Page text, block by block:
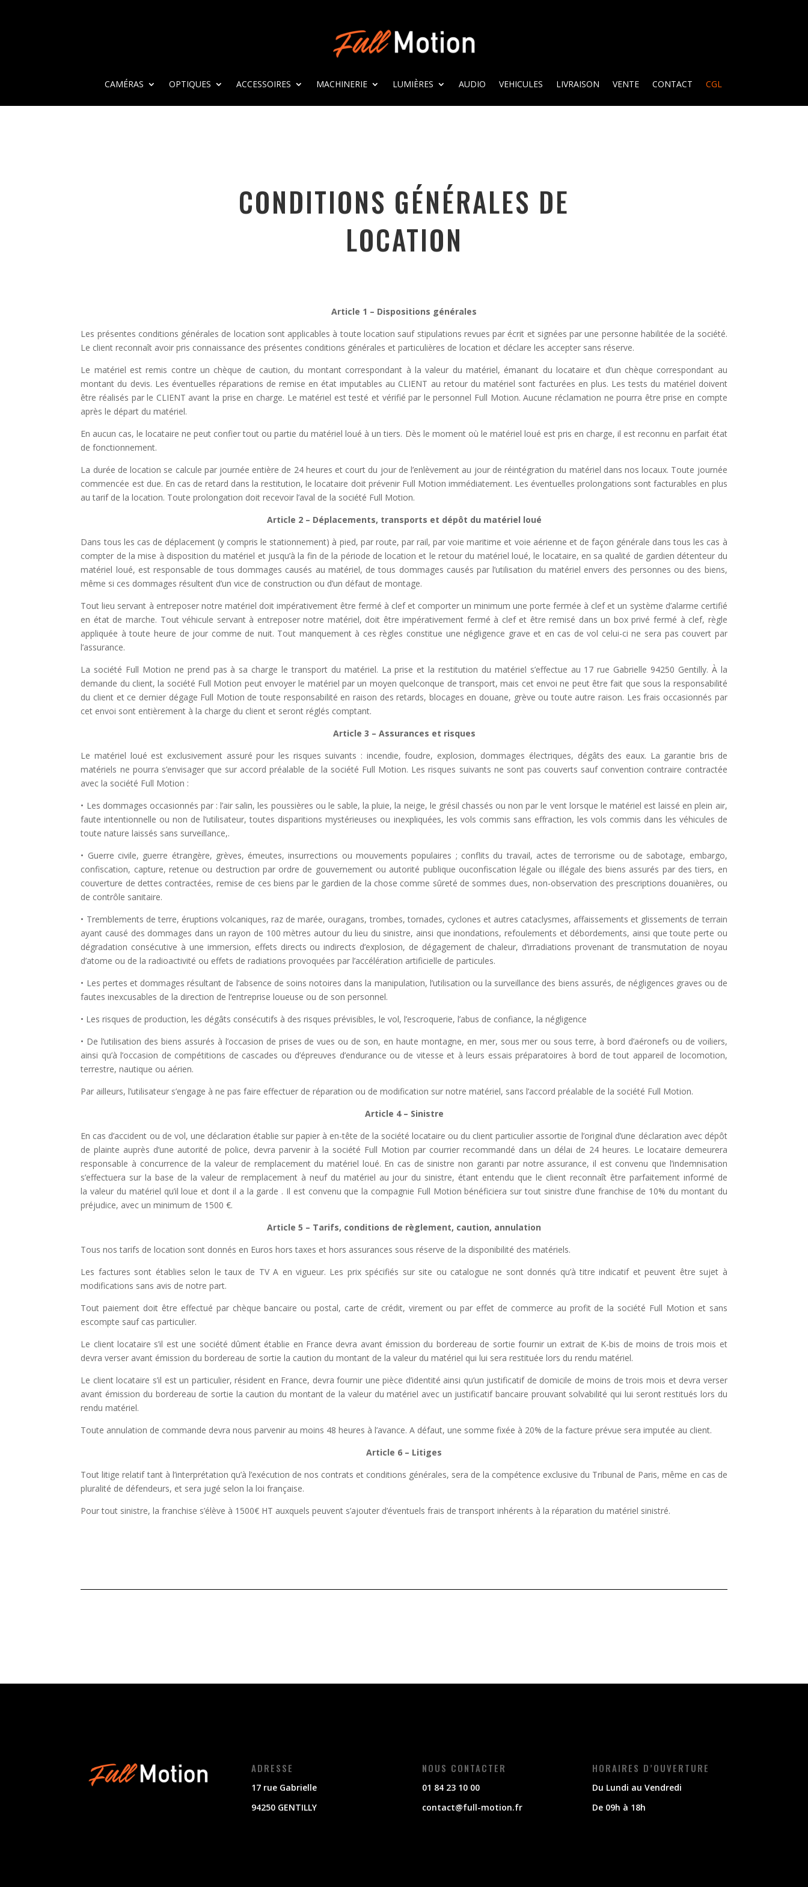
CAMÉRAS OPTIQUES ACCESSOIRES MACHINERIE LUMIÈRES AUDIO VEHICULES LIVRAISON VENTE CONTACT CGL
CONDITIONS GÉNÉRALES DE
LOCATION
Article 1 – Dispositions générales
Les présentes conditions générales de location sont applicables à toute location sauf stipulations revues par écrit et signées parune personne habilitée de la société.
Le client reconnaît avoir pris connaissance des présentes conditions générales et particulières delocation et déclare les accepter sans réserve.
Le matériel est remis contre un chèque de caution, du montant correspondant à la valeur du matériel, émanant du locataire et d’un chèque correspondant au
montant du devis. Les éventuelles réparations de remise en état imputables au CLIENT au retour du matériel sont facturées en plus. Les tests du matériel doivent
être réalisés par le CLIENT avant la prise en charge. Le matériel esttesté et vérifié par le personnel Full Motion. Aucune réclamation ne pourra être prise en compte
après le départ du matériel.
En aucun cas, le locataire ne peut confier tout ou partie du matériel loué à un tiers. Dès le moment où le matériel loué est pris en charge, il est reconnu en parfait état
de fonctionnement.
La durée de location se calcule par journée entière de 24 heures et court du jour de l’enlèvement au jour de réintégration du matériel dans nos locaux. Toute journée
commencée est due. En cas de retard dans la restitution, le locataire doit prévenir Full Motion immédiatement. Les éventuelles prolongations sont facturables en plus
au tarif de la location. Toute prolongation doitrecevoir l’aval de la société Full Motion.
Article 2 – Déplacements, transports et dépôt du matériel loué
Dans tous les cas de déplacement (y compris le stationnement) à pied, par route, par rail, par voie maritime et voie aérienne et de façon générale dans tous les cas à
compter de la mise à disposition du matériel et jusqu’à la fin de la période de location et leretour du matériel loué, le locataire, en sa qualité de gardien détenteur du
matériel loué, est responsable de tous dommages causés au matériel, de tous dommages causés par l’utilisation du matériel envers des personnes ou des biens,
même si ces dommages résultent d’un vice de construction ou d’un défaut de montage.
Tout lieu servant à entreposer notre matériel doit impérativement être fermé à clef et comporter un minimum une porte fermée à clef et un système d’alarme certifié
en état de marche. Tout véhicule servant à entreposer notre matériel, doit être impérativement fermé à clef et être remisé dans un box privé fermé à clef, règle
appliquée à toute heure de jour comme de nuit. Tout manquement à ces règles constitue une négligence grave et en cas de vol celui-ci ne sera pas couvert par
l’assurance.
La société Full Motion ne prend pas à sa charge le transport du matériel. La prise et la restitution du matériel s’effectue au 17rue Gabrielle 94250 Gentilly. À la
demande du client, la société Full Motion peut envoyer le matériel par un moyen quelconque detransport, mais cet envoi ne peut être fait que sous la responsabilité
du client et ce dernier dégage Full Motion de toute responsabilité en raison des retards, blocages en douane, grève ou toute autre raison. Les frais occasionnés par
cet envoi sont entièrement à la charge du client et seront réglés comptant.
Article 3 – Assurances et risques
Le matériel loué est exclusivement assuré pour les risques suivants : incendie, foudre, explosion, dommages électriques, dégâts des eaux. La garantie bris de
matériels ne pourra s’envisager que sur accord préalable de la société Full Motion. Les risques suivants ne sont pas couverts sauf convention contraire contractée
avecla société Full Motion :
• Les dommages occasionnés par : l’air salin, les poussières ou le sable, la pluie, la neige, le grésil chassés ou non par le vent lorsque le matériel est laissé en plein air,
faute intentionnelle ou non de l’utilisateur, toutes disparitions mystérieuses ou inexpliquées, les vols commis sans effraction, les vols commis dans les véhicules de
toute nature laissés sans surveillance,.
• Guerre civile, guerre étrangère, grèves, émeutes, insurrections ou mouvements populaires ; conflits du travail, actes deterrorisme ou de sabotage, embargo,
confiscation, capture, retenue ou destruction par ordre de gouvernement ou autorité publique ouconfiscation légale ou illégale des biens assurés par des tiers, en
couverture de dettes contractées, remise de ces biens par le gardien de la chose comme sûreté de sommes dues, non-observation des prescriptions douanières, ou
de contrôle sanitaire.
• Tremblements de terre, éruptions volcaniques, raz de marée, ouragans, trombes, tornades, cyclones et autres cataclysmes, affaissements et glissements de terrain
ayant causé des dommages dans un rayon de 100 mètres autour du lieu du sinistre, ainsi queinondations, refoulements et débordements, ainsi que toute perte ou
dégradation consécutive à une immersion, effets directs ouindirects d’explosion, de dégagement de chaleur, d’irradiations provenant de transmutation de noyau
d’atome ou de la radioactivité ou effets de radiations provoquées par l’accélération artificielle de particules.
• Les pertes et dommages résultant de l’absence de soins notoires dans la manipulation, l’utilisation ou la surveillance des biens assurés, de négligences graves ou de
fautes inexcusables de la direction de l’entreprise loueuse ou de son personnel.
• Les risques de production, les dégâts consécutifs à des risques prévisibles, le vol, l’escroquerie, l’abus de confiance, lanégligence
• De l’utilisation des biens assurés à l’occasion de prises de vues ou de son, en haute montagne, en mer, sous mer ou sousterre, à bord d’aéronefs ou de voiliers,
ainsi qu’à l’occasion de compétitions de cascades ou d’épreuves d’endurance ou de vitesse et à leurs essais préparatoires à bord de tout appareil de locomotion,
terrestre, nautique ou aérien.
Par ailleurs, l’utilisateur s’engage à ne pas faire effectuer de réparation ou de modification sur notre matériel, sans l’accordpréalable de la société Full Motion.
Article 4 – Sinistre
En cas d’accident ou de vol, une déclaration établie sur papier à en-tête de la société locataire ou du client particulier assortie de l’original d’une déclaration avec dépôt
de plainte auprès d’une autorité de police, devra parvenir àla société Full Motion par courrier recommandé dans un délai de 24 heures. Le locataire demeurera
responsable à concurrence de la valeur de remplacement dumatériel loué. En cas de sinistre non garanti par notre assurance, il est convenu que l’indemnisation
s’effectuera sur la base de la valeur de remplacement à neuf du matériel au jour du sinistre, étant entendu que le client reconnaît être parfaitement informé de
lavaleur du matériel qu’il loue et dont il a la garde . Il est convenu que la compagnie Full Motion bénéficiera sur tout sinistre d’une franchise de 10% du montant du
préjudice, avec un minimum de 1500 €.
Article 5 – Tarifs, conditions de règlement, caution, annulation
Tous nos tarifs de location sont donnés en Euros hors taxes et hors assurances sous réserve de la disponibilité des matériels.
Les factures sont établies selon le taux de TV A en vigueur. Les prix spécifiés sur site ou catalogue ne sont donnés qu’à titre indicatif et peuvent être sujet à
modifications sans avis de notre part.
Tout paiement doit être effectué par chèque bancaire ou postal, carte de crédit, virement ou par effet de commerce au profit de la société Full Motion et sans
escompte sauf cas particulier.
Le client locataire s’il est une société dûment établie en France devra avant émission du bordereau de sortie fournir un extrait de K-bis de moins de trois mois et
devra verser avant émission du bordereau de sortie la caution du montant de la valeur du matériel qui lui sera restituée lors du rendu matériel.
Le client locataire s’il est un particulier, résident en France, devra fournir une pièce d’identité ainsi qu’un justificatif de domicile de moins de trois mois et devra verser
avant émission du bordereau de sortie la caution du montant de la valeur du matériel avec un justificatif bancaire prouvant solvabilité qui lui seront restitués lors du
rendu matériel.
Toute annulation de commande devra nous parvenir au moins 48 heures à l’avance. A défaut, une somme fixée à 20% de lafacture prévue sera imputée au client.
Article 6 – Litiges
Tout litige relatif tant à l’interprétation qu’à l’exécution de nos contrats et conditions générales, sera de la compétence exclusive du Tribunal de Paris, même en cas de
pluralité de défendeurs, et sera jugé selon la loi française.
Pour tout sinistre, la franchise s’élève à 1500€ HT auxquels peuvent s’ajouter d’éventuels frais de transport inhérents à la réparation du matériel sinistré.
ADRESSE
17 rue Gabrielle
94250 GENTILLY
NOUS CONTACTER
01 84 23 10 00
contact@full-motion.fr
HORAIRES D’OUVERTURE
Du Lundi au Vendredi
De 09h à 18h